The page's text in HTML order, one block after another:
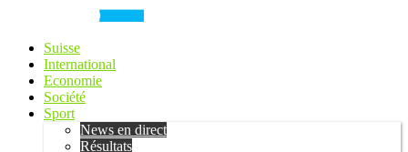
Suisse
International
Economie
Société
Sport
News en direct
Résultats